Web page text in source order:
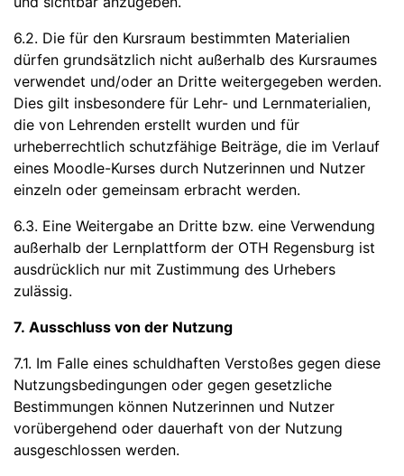
6.2. Die für den Kursraum bestimmten Materialien
dürfen grundsätzlich nicht außerhalb des Kursraumes
verwendet und/oder an Dritte weitergegeben werden.
Dies gilt insbesondere für Lehr- und Lernmaterialien,
die von Lehrenden erstellt wurden und für
urheberrechtlich schutzfähige Beiträge, die im Verlauf
eines Moodle-Kurses durch Nutzerinnen und Nutzer
einzeln oder gemeinsam erbracht werden.
6.3. Eine Weitergabe an Dritte bzw. eine Verwendung
außerhalb der Lernplattform der OTH Regensburg ist
ausdrücklich nur mit Zustimmung des Urhebers
zulässig.
7. Ausschluss von der Nutzung
7.1. Im Falle eines schuldhaften Verstoßes gegen diese
Nutzungsbedingungen oder gegen gesetzliche
Bestimmungen können Nutzerinnen und Nutzer
vorübergehend oder dauerhaft von der Nutzung
ausgeschlossen werden.